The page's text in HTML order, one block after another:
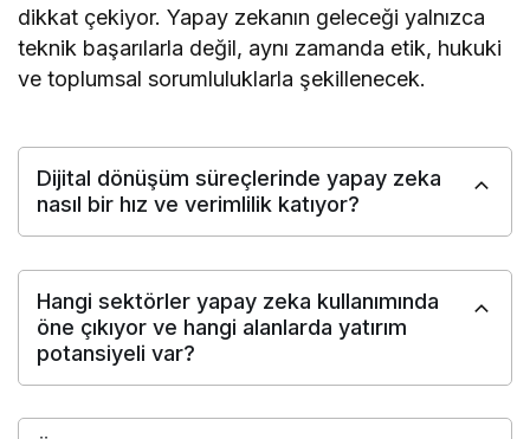
dikkat çekiyor. Yapay zekanın geleceği yalnızca
teknik başarılarla değil, aynı zamanda etik, hukuki
ve toplumsal sorumluluklarla şekillenecek.
Dijital dönüşüm süreçlerinde yapay zeka
nasıl bir hız ve verimlilik katıyor?
Hangi sektörler yapay zeka kullanımında
öne çıkıyor ve hangi alanlarda yatırım
potansiyeli var?